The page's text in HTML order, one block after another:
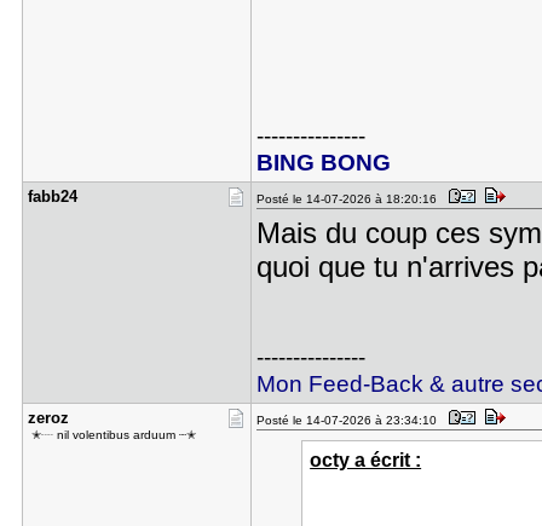
---------------
BING BONG
fabb24 Posté le 14-07-2026 à 18:20:16
Mais du coup ces
quoi que tu n'arrives
---------------
Mon Feed-Back & autre
zeroz
ㅤㅤ ✭┈ nil volentibus arduum ┈✭
Posté le 14-07-2026 à 23:34:10
octy a écrit :